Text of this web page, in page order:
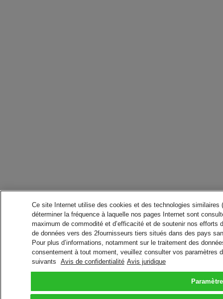
Ce site Internet utilise des cookies et des technologies
déterminer la fréquence à laquelle nos pages Internet sont
maximum de commodité et d’efficacité et de soutenir nos
de données vers des 2fournisseurs tiers situés dans des pays
Pour plus d’informations, notamment sur le traitement des
consentement à tout moment, veuillez consulter vos paramètres
suivants
Avis de confidentialité Avis juridique